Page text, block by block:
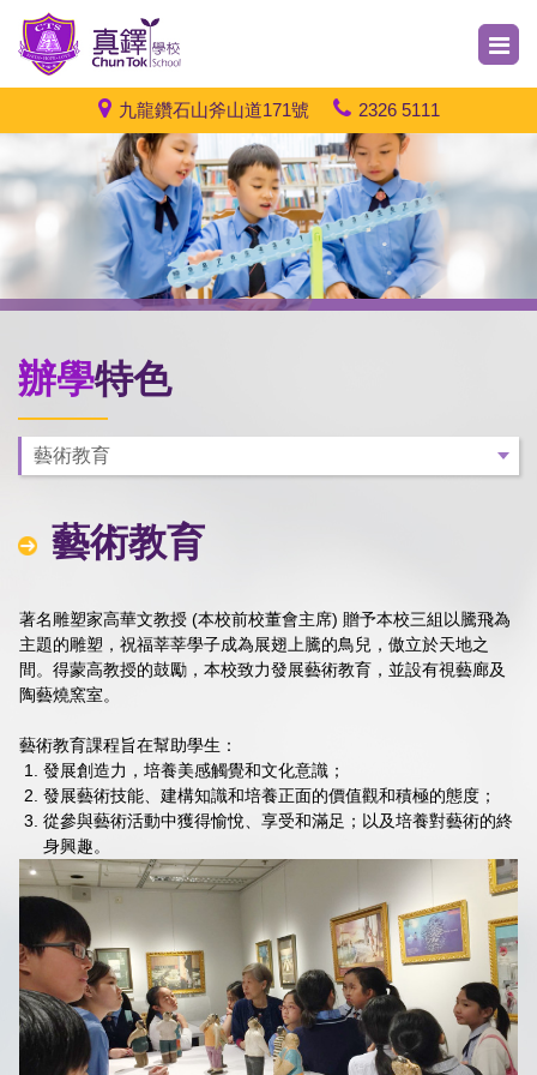
九龍鑽石山斧山道171號 2326 5111
辦學特色
藝術教育
著名雕塑家高華文教授 (本校前校董會主席) 贈予本校三組以騰飛為
主題的雕塑，祝福莘莘學子成為展翅上騰的鳥兒，傲立於天地之
間。得蒙高教授的鼓勵，本校致力發展藝術教育，並設有視藝廊及
陶藝燒窯室。
藝術教育課程旨在幫助學生：
發展創造力，培養美感觸覺和文化意識；
發展藝術技能、建構知識和培養正面的價值觀和積極的態度；
從參與藝術活動中獲得愉悅、享受和滿足；以及培養對藝術的終
身興趣。